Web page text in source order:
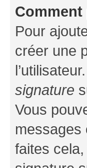
Pour
créer une
signature
Vous
messages
faites